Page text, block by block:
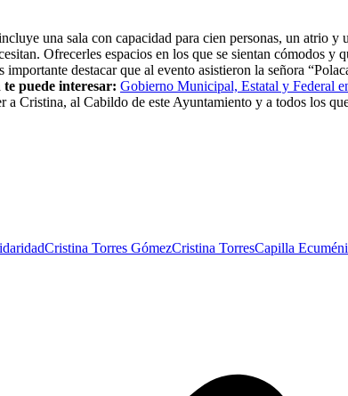
una sala con capacidad para cien personas, un atrio
Ofrecerles espacios en los que se sientan cómodos y
destacar que al evento asistieron la señora
te puede interesar: Gobierno Municipal, Estatal y Federal
Cristina, al Cabildo de este Ayuntamiento y a todos los
Cristina Torres GómezCristina TorresCapilla